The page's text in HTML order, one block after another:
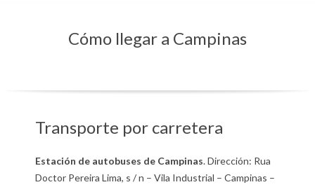
Cómo llegar a Campinas
Transporte por carretera
Estación de autobuses de Campinas. Dirección: Rua
Doctor Pereira Lima, s / n – Vila Industrial – Campinas –